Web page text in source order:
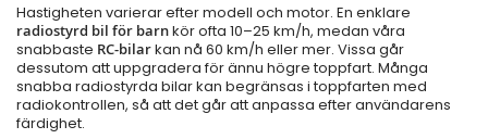
Hastigheten varierar efter modell och motor. En enklare
radiostyrd bil för barnkör ofta 10–25 km/h, medan våra
snabbaste RC-bilarkan nå 60 km/h eller mer. Vissa går
dessutom att uppgradera för ännu högre toppfart. Många
snabba radiostyrda bilar kan begränsas i toppfarten med
radiokontrollen, så att det går att anpassa efter användarens
färdighet.